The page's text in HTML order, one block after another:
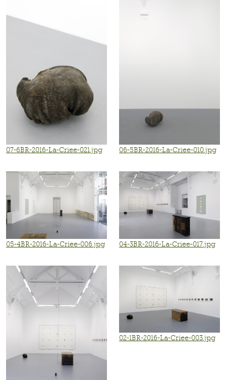
07-6BR-2016-La-Criee-021.jpg 06-5BR-2016-La-Criee-010.jpg
05-4BR-2016-La-Criee-006.jpg 04-3BR-2016-La-Criee-017.jpg
02-1BR-2016-La-Criee-003.jpg